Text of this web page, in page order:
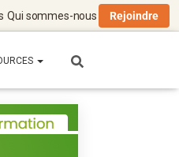
Qui sommes-nous Rejoindre